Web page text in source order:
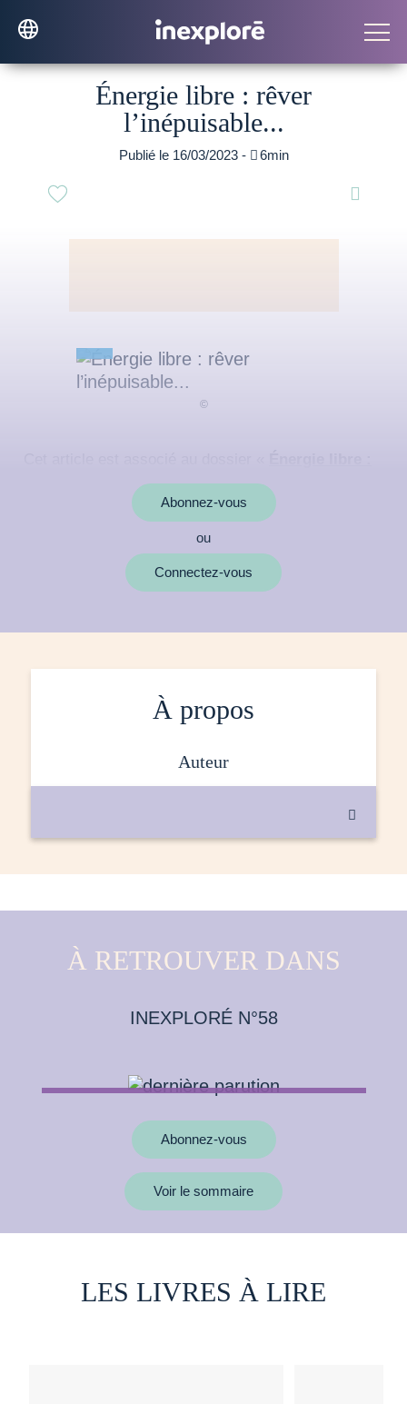
Énergie libre : rêver
l’inépuisable...
Publié le 16/03/2023 - 6min

rêver l’inépuisable»
Abonnez-vous
ou
Connectez-vous
À propos
auteur

À RETROUVER DANS
INEXPLORÉ N°58
Abonnez-vous
Voir le sommaire
LES LIVRES À LIRE